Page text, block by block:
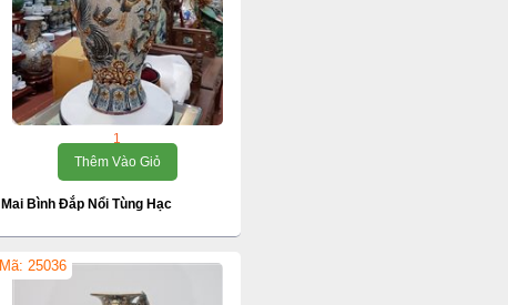
1
Thêm Vào Giỏ
Mai Bình Đắp Nổi Tùng Hạc
Mã: 25036